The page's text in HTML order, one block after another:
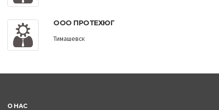
ООО ПРОТЕХЮГ
Тимашевск
О НАС